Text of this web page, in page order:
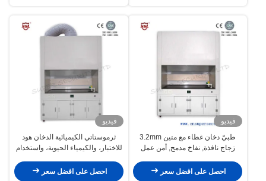
فيديو
طبيّ دخان غطاء مع متين 3.2mm
زجاج نافذة, نفاخ مدمج, أمن عمل
احصل على افضل سعر
فيديو
ثرموستاتي الكيميائية الدخان هود
للاختبار، والكيمياء الحيوية، واستخدام
احصل على افضل سعر